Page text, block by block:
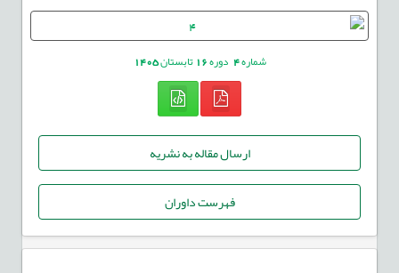
شماره4 دوره16تابستان1405
ارسال مقاله به نشریه
فهرست داوران